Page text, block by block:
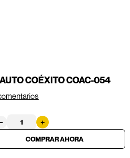
COÉXITO COAC-054
＋
－